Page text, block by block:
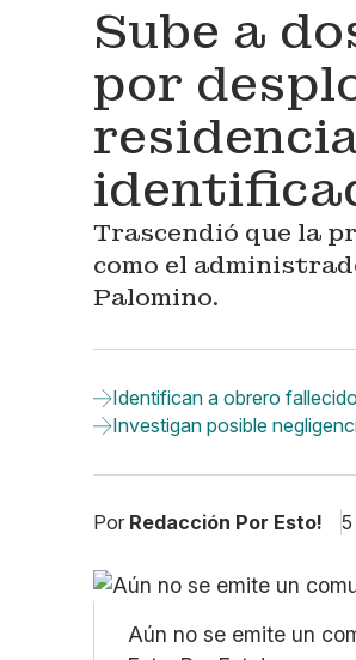
Sube a
por
Trascendió que la
como el
Palomino.
Identifican a obrero
Investigan posible
Por Redacción Por Esto!
Aún no se emite un